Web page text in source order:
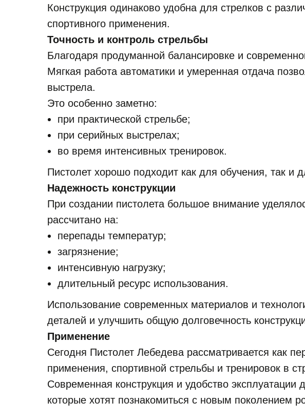
Конструкция одинаково удобна для стрелков с
спортивного применения.
Точность и контроль стрельбы
Благодаря продуманной балансировке и
Мягкая работа автоматики и умеренная отдача
выстрела.
Это особенно заметно:
при практической стрельбе;
при серийных выстрелах;
во время интенсивных тренировок.
Пистолет хорошо подходит как для обучения, так и
Надежность конструкции
При создании пистолета большое внимание
рассчитано на:
перепады температур;
загрязнение;
интенсивную нагрузку;
длительный ресурс использования.
Использование современных материалов и
деталей и улучшить общую долговечность
Применение
Сегодня Пистолет Лебедева рассматривается как
применения, спортивной стрельбы и тренировок в
Современная конструкция и удобство
которые хотят познакомиться с новым поколением